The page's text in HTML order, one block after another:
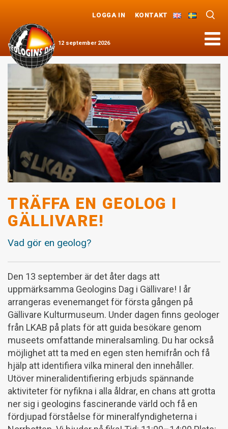
Meny
12 september 2026
LOGGA IN KONTAKT
TRÄFFA EN GEOLOG I
GÄLLIVARE!
Vad gör en geolog?
Den 13 september är det åter dags att
uppmärksamma Geologins Dag i Gällivare! I år
arrangeras evenemanget för första gången på
Gällivare Kulturmuseum. Under dagen finns geologer
från LKAB på plats för att guida besökare genom
museets omfattande mineralsamling. Du har också
möjlighet att ta med en egen sten hemifrån och få
hjälp att identifiera vilka mineral den innehåller.
Utöver mineralidentifiering erbjuds spännande
aktiviteter för nyfikna i alla åldrar, en chans att grotta
ner sig i geologins fascinerande värld och få en
fördjupad förståelse för mineralfyndigheterna i